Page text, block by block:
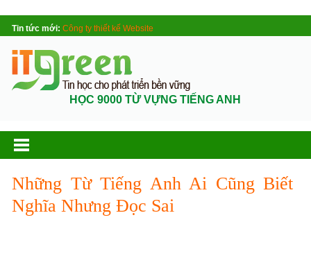
Tin tức mới: Công ty thiết kế Website
HỌC 9000 TỪ VỰNG TIẾNG ANH
Những Từ Tiếng Anh Ai Cũng Biết
Nghĩa Nhưng Đọc Sai